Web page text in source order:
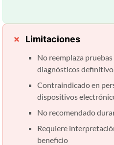
Limitaciones
No reemplaza
diagnósticos
Contraindicado en
dispositivos
No recomendado
Requiere
beneficio